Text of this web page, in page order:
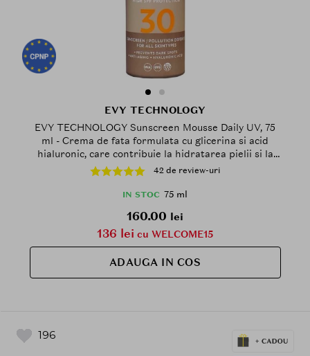
EVY TECHNOLOGY
EVY TECHNOLOGY Sunscreen Mousse Daily UV, 75
ml - Crema de fata formulata cu glicerina si acid
hialuronic, care contribuie la hidratarea pielii si la
metinerea confortului cutanat, Daily
42 de review-uri
IN STOC 75 ml
160.00 lei
136 lei cu WELCOME15
ADAUGA IN COS
196